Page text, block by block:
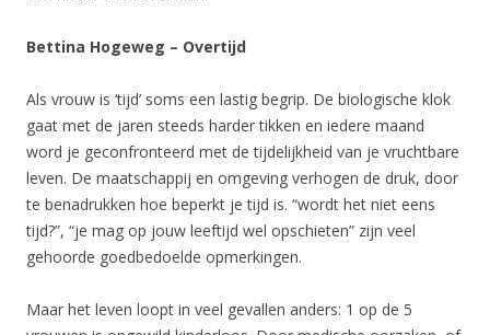
Bettina Hogeweg – Overtijd
Als vrouw is ‘tijd’ soms een lastig begrip. De biologische klok
gaat met de jaren steeds harder tikken en iedere maand
word je geconfronteerd met de tijdelijkheid van je vruchtbare
leven. De maatschappij en omgeving verhogen de druk, door
te benadrukken hoe beperkt je tijd is. “wordt het niet eens
tijd?”, “je mag op jouw leeftijd wel opschieten” zijn veel
gehoorde goedbedoelde opmerkingen.
Maar het leven loopt in veel gevallen anders: 1 op de 5